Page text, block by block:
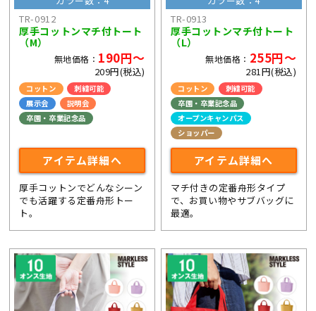
TR-0912
厚手コットンマチ付トート
（M）
無地価格： 190円～
209円(税込)
コットン
刺繍可能
展示会
説明会
卒園・卒業記念品
アイテム詳細へ
厚手コットンでどんなシーン
でも活躍する定番舟形トー
ト。
TR-0913
厚手コットンマチ付トート
（L）
無地価格： 255円～
281円(税込)
コットン
刺繍可能
卒園・卒業記念品
オープンキャンパス
ショッパー
アイテム詳細へ
マチ付きの定番舟形タイプ
で、お買い物やサブバッグに
最適。